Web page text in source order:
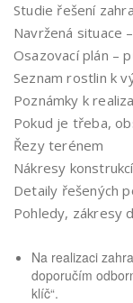
Studie řešení
Navržená situace
Osazovací plán –
Seznam rostlin k
Poznámky k
Pokud je třeba,
Řezy terénem
Nákresy
Detaily řešených
Pohledy, zákresy
Na realizaci
doporučím
klíč“.